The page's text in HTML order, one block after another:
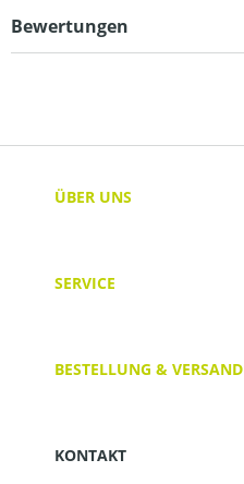
Bewertungen
ÜBER UNS
SERVICE
BESTELLUNG & VERSAND
KONTAKT